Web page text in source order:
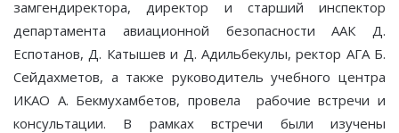
замгендиректора, директор и старший инспектор
департамента авиационной безопасности ААК Д.
Еспотанов, Д. Катышев и Д. Адильбекулы, ректор АГА Б.
Сейдахметов, а также руководитель учебного центра
ИКАО А. Бекмухамбетов, провела рабочие встречи и
консультации. В рамках встречи были изучены